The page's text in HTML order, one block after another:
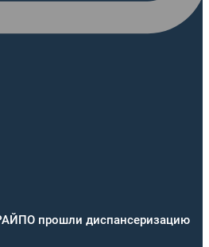
прошли диспансеризацию